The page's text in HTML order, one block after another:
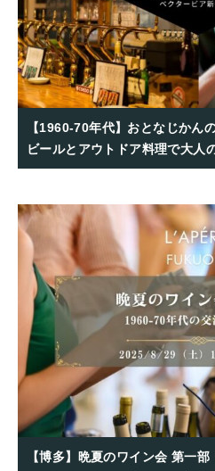
【1960-70年代】おとなじかん
ビールとアウトドア料理で大人
【博多】晩夏のワイン会 第一